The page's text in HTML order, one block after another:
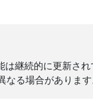
は継続的に更新さ
る場合があります